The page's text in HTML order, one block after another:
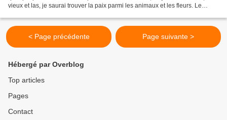
vieux et las, je saurai trouver la paix parmi les animaux et les fleurs. Le
< Page précédente Page suivante >
Hébergé par Overblog
Top articles
Pages
Contact